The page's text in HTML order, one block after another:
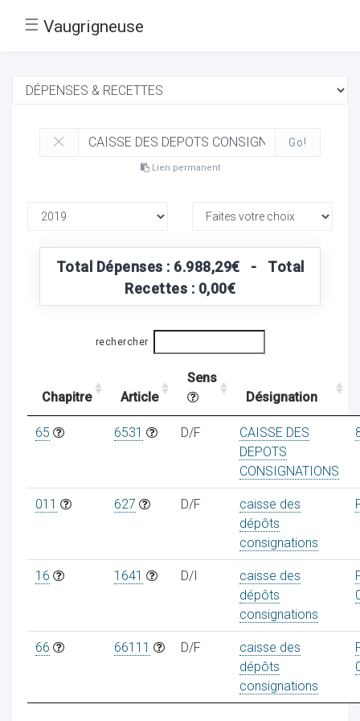
☰ Vaugrigneuse
Go!
Lien permanent
Total Dépenses : 6.988,29€ - Total
Recettes : 0,00€
rechercher
Chapitre Article
Sens
Désignation
65 6531 D/F
CAISSE DES
DEPOTS
CONSIGNATIONS
011 627 D/F
caisse des
dépôts
consignations
16 1641 D/I
caisse des
dépôts
consignations
66 66111 D/F
caisse des
dépôts
consignations